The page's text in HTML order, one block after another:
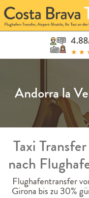
Skip
to
navigation
Skip
★ ★
Andorra la
Taxi
nach
Flughafentransfer
Girona bis zu 30%